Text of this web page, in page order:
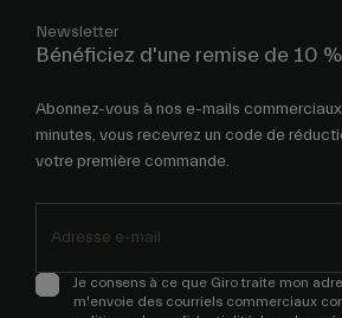
Newsletter
Bénéficiez d'une remise de 10 %
Abonnez-vous à nos e-mails
minutes, vous recevrez un code de
votre première commande.
Je consens à ce que Giro traite mon
m'envoie des courriels commerciaux